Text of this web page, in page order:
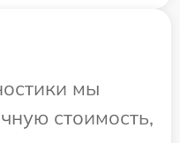
мы
стоимость,